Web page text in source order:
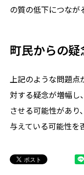
の質の低下につなが
町民からの
上記のような問題点
対する疑念が増幅し
させる可能性があり
与えている可能性を